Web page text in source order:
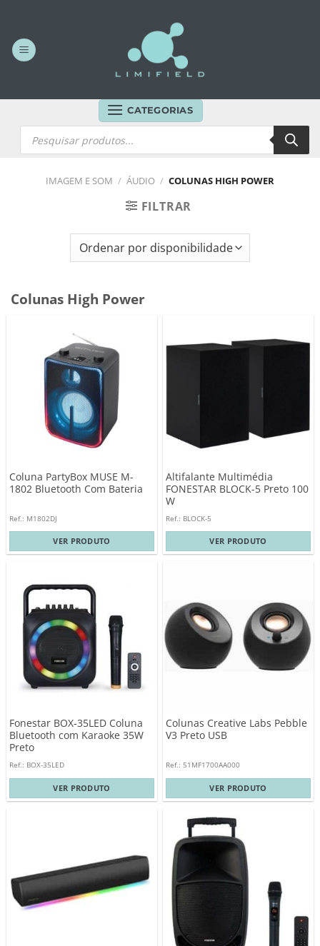
content
CATEGORIAS
Products
search
IMAGEM E SOM / ÁUDIO / COLUNAS HIGH POWER
FILTRAR
Colunas High Power
Coluna PartyBox MUSE M-
1802 Bluetooth Com Bateria
Ref.: M1802DJ
VER PRODUTO
Altifalante Multimédia
FONESTAR BLOCK-5 Preto 100
W
Ref.: BLOCK-5
VER PRODUTO
Fonestar BOX-35LED Coluna
Bluetooth com Karaoke 35W
Preto
Ref.: BOX-35LED
VER PRODUTO
Colunas Creative Labs Pebble
V3 Preto USB
Ref.: 51MF1700AA000
VER PRODUTO